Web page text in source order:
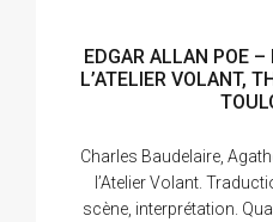
EDGAR ALLAN POE
L’ATELIER VOLANT,
Charles Baudelaire,
l’Atelier Volant.
scène, interprétation.